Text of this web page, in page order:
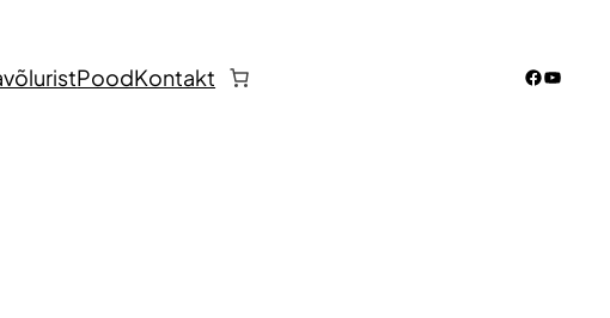
PoodKontakt